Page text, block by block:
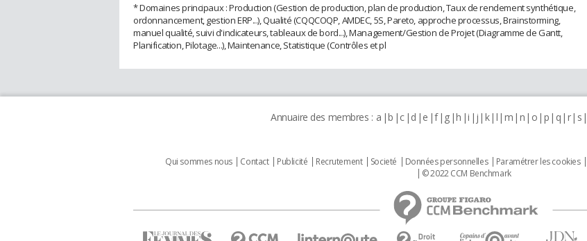
* Domaines principaux : Production (Gestion de production, plan de production, Taux de rendement synthétique,
ordonnancement, gestion ERP...), Qualité (CQQCOQP, AMDEC, 5S, Pareto, approche processus, Brainstorming,
manuel qualité, suivi d'indicateurs, tableaux de bord...), Management/Gestion de Projet (Diagramme de Gantt,
Planification, Pilotage...), Maintenance, Statistique (Contrôles et pl
Annuaire des membres : a b c d e f g h i j k l m n o p q r s
Qui sommes nous Contact Publicité Recrutement Societé Données personnelles Paramétrer les cookies
© 2022 CCM Benchmark